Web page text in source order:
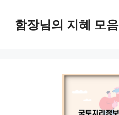
함장님의 지혜 모음